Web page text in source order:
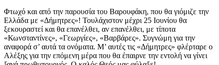
Φτωχό και από την παρουσία του Βαρουφάκη, που θα γιόμιζε την
Ελλάδα με «Δήμητρες»! Τουλάχιστον μέχρι 25 Ιουνίου θα
ξεκουραστεί και θα επανέλθει, αν επανέλθει, με τίποτα
«Κωνσταντίνες», «Γεωργίες», «Βαρβάρες». Συγνώμη για την
αναφορά σ’ αυτά τα ονόματα. Μ’ αυτές τις «Δήμητρες» φλέρταρε ο
Αλέξης για την επόμενη μέρα που θα έπαιρνε την εντολή να γίνει